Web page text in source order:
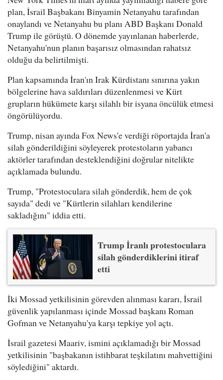
plan, İsrail Başbakanı Binyamin Netanyahu tarafından
onaylandı ve Netanyahu bu planı ABD Başkanı Donald
Trump ile görüştü. O dönemde yayınlanan haberlerde,
Netanyahu'nun planın başarısız olmasından rahatsız
olduğu da belirtilmişti.
Plan kapsamında İran'ın Irak Kürdistanı sınırına yakın
bölgelerine hava saldırıları düzenlenmesi ve Kürt
grupların hükümete karşı silahlı bir isyana öncülük etmesi
öngörülüyordu.
Trump, nisan ayında Fox News'e verdiği röportajda İran'a
silah gönderildiğini söyleyerek protestoların yabancı
aktörler tarafından desteklendiğini doğrular nitelikte
açıklamada bulundu.
Trump, "Protestoculara silah gönderdik, hem de çok
sayıda" dedi ve "Kürtlerin silahları kendilerine
sakladığını" iddia etti.
Trump İranlı protestoculara
silah gönderdiklerini itiraf
etti
İki Mossad yetkilisinin görevden alınması kararı, İsrail
güvenlik yapılanması içinde Mossad başkanı Roman
Gofman ve Netanyahu'ya karşı tepkiye yol açtı.
İsrail gazetesi Maariv, ismini açıklamadığı bir Mossad
yetkilisinin "başbakanın istihbarat teşkilatını mahvettiğini
söylediğini" aktardı.